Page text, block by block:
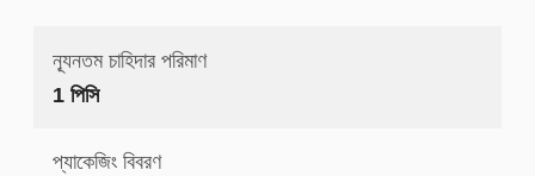
ন্যূনতম চাহিদার পরিমাণ
1 পিসি
প্যাকেজিং বিবরণ